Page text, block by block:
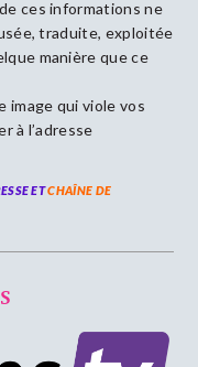
ces informations ne
traduite, exploitée
manière que ce
image qui viole vos
à l’adresse
ETCHAÎNE DE